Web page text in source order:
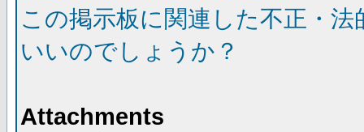
この掲示板に関連した不正・
いいのでしょうか？
Attachments